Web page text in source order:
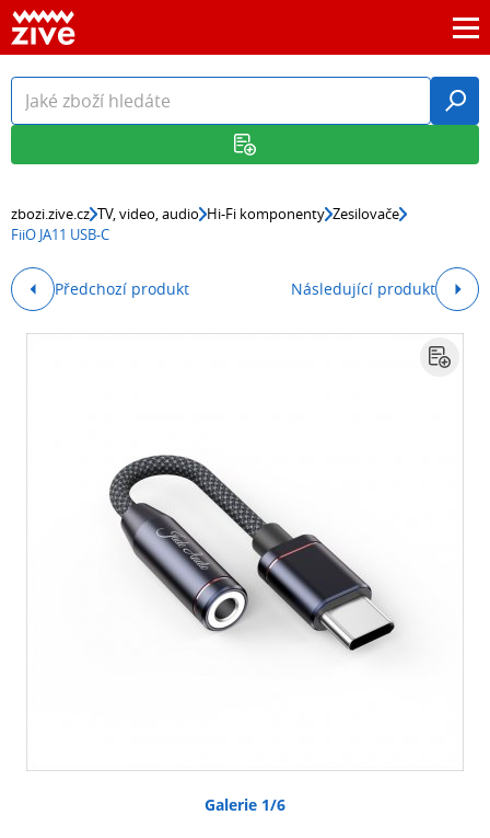
zbozi.zive.cz TV, video, audio Hi-Fi komponenty Zesilovače
FiiO JA11 USB-C
Předchozí produkt Následující produkt
Galerie 1/6